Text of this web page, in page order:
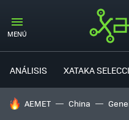
MENÚ
ANÁLISIS XATAKA
HOY SE HABLA DE
AEMET China